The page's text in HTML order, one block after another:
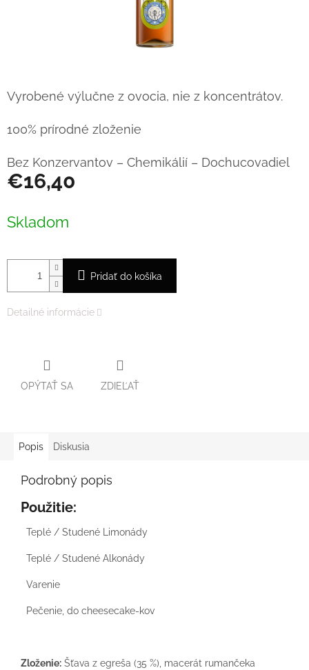
€16,40
cena:
Skladom
Pridať do košíka
Vyrobené výlučne z ovocia, nie z koncentrátov.
100% prírodné zloženie
Bez Konzervantov – Chemikálií – Dochucovadiel
Detailné informácie
OPÝTAŤ SA ZDIEĽAŤ
Popis Diskusia
Podrobný popis
Použitie:
Teplé / Studené Limonády
Teplé / Studené Alkonády
Varenie
Pečenie, do cheesecake-kov
Zloženie: Šťava z egreša (35 %), macerát rumančeka